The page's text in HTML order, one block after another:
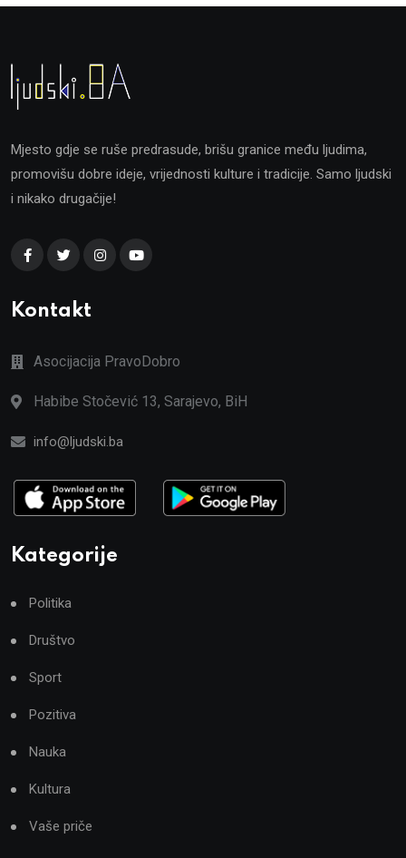
Mjesto gdje se ruše predrasude, brišu granice među ljudima,
promovišu dobre ideje, vrijednosti kulture i tradicije. Samo ljudski
i nikako drugačije!
Kontakt
Asocijacija PravoDobro
Habibe Stočević 13, Sarajevo, BiH
info@ljudski.ba
Kategorije
Politika
Društvo
Sport
Pozitiva
Nauka
Kultura
Vaše priče